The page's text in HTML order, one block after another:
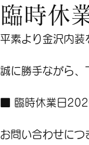
臨時休
平素より金沢内装
誠に勝手ながら、
■ 臨時休業日
お問い合わせにつ